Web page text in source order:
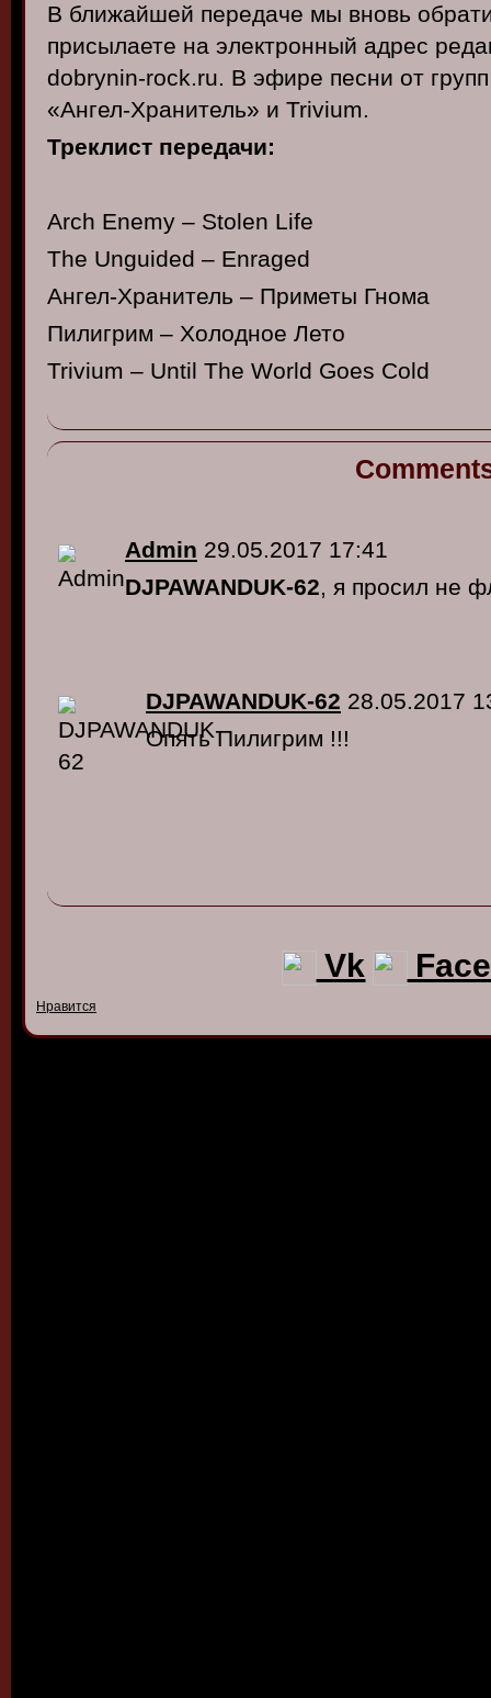
В ближайшей передаче мы вновь
присылаете на электронный адрес
dobrynin-rock.ru. В эфире песни от
«Ангел-Хранитель» и Trivium.
Треклист передачи:
Arch Enemy – Stolen Life
The Unguided – Enraged
Ангел-Хранитель – Приметы Гнома
Пилигрим – Холодное Лето
Trivium – Until The World Goes Cold
Admin 29.05.2017 17:41
DJPAWANDUK-62, я просил не
DJPAWANDUK-62 28.05.2017
Опять Пилигрим !!!
Vk
Нравится